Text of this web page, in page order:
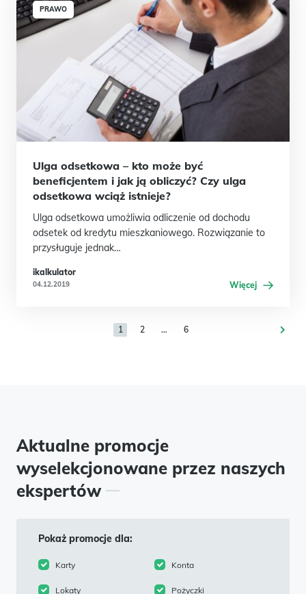
PRAWO
Ulga odsetkowa – kto może być
beneficjentem i jak ją obliczyć? Czy ulga
odsetkowa wciąż istnieje?
Ulga odsetkowa umożliwia odliczenie od dochodu
odsetek od kredytu mieszkaniowego. Rozwiązanie to
przysługuje jednak…
ikalkulator
04.12.2019 Więcej
1 2 … 6
Aktualne promocje
wyselekcjonowane przez naszych
ekspertów
Pokaż promocje dla:
Karty Konta
Lokaty Pożyczki